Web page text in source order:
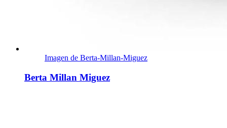
Imagen de Berta-Millan-Miguez
Berta Millan Miguez